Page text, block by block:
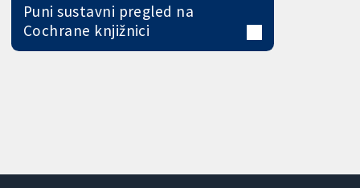
Puni sustavni pregled na
Cochrane knjižnici